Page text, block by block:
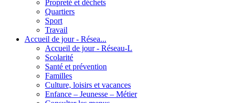
Propreté et déchets
Quartiers
Sport
Travail
Accueil de jour - Résea...
Accueil de jour - Réseau-L
Scolarité
Santé et prévention
Familles
Culture, loisirs et vacances
Enfance – Jeunesse – Métier